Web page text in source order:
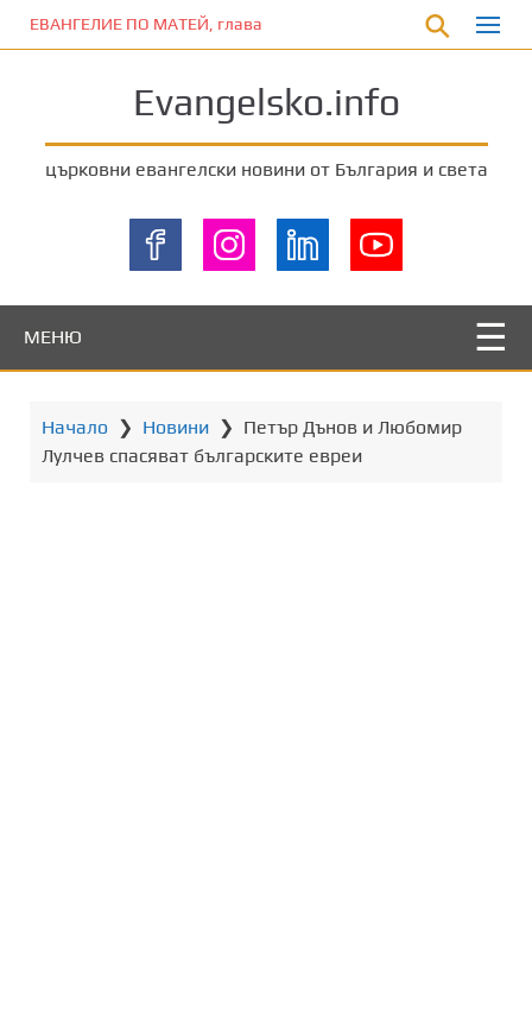
ЕВАНГЕЛИЕ ПО МАТЕЙ, глава 5:17-20
Evangelsko.info
църковни евангелски новини от България и света
МЕНЮ
Начало ❯ Новини ❯ Петър Дънов и Любомир
Лулчев спасяват българските евреи